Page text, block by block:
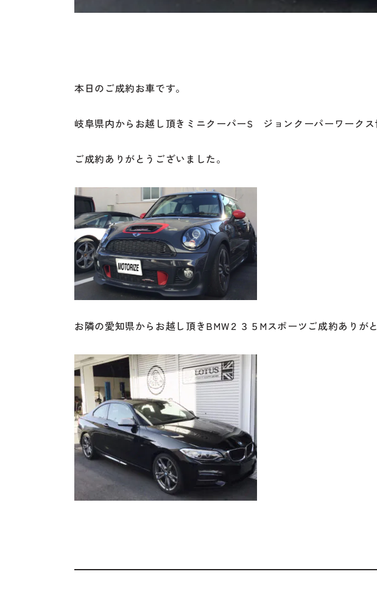
本日のご成約お車です。
岐阜県内からお越し頂きミニクーパーS ジョンクーパーワークス
ご成約ありがとうございました。
お隣の愛知県からお越し頂きBMW２３５Mスポーツご成約ありが